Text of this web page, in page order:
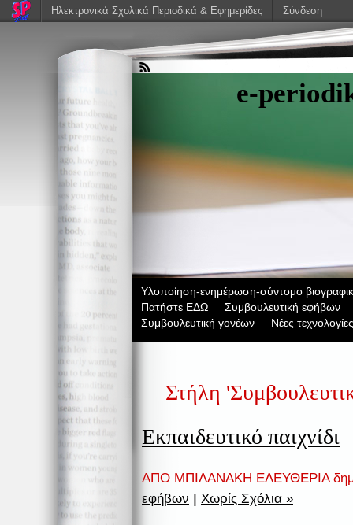
e-
Υλοποίηση-ενημέρωση-σύντομο
Πατήστε ΕΔΩ
Συμβουλευτική εφήβων
Συμβουλευτική γονέων
Νέες τεχνολογίες
Στήλη
Εκπαιδευτικό παιχνίδι
ΑΠΟ ΜΠΙΛΑΝΑΚΗ ΕΛΕΥΘΕΡΙΑ
εφήβων | Χωρίς Σχόλια »
Ηλεκτρονικά Σχολικά Περιοδικά & Εφημερίδες Σύνδεση